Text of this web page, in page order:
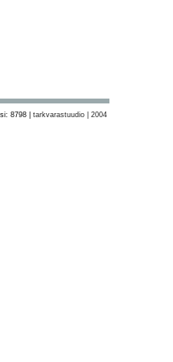
8798 | tarkvarastuudio | 2004